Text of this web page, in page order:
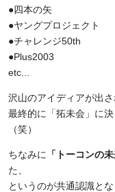
●四本の矢
●ヤングプロジェクト
●チャレンジ50th
●Plus2003
etc...
沢山のアイディアが出
最終的に「拓未会」に
（笑）
ちなみに 「トーコンの
た、
というのが共通認識と